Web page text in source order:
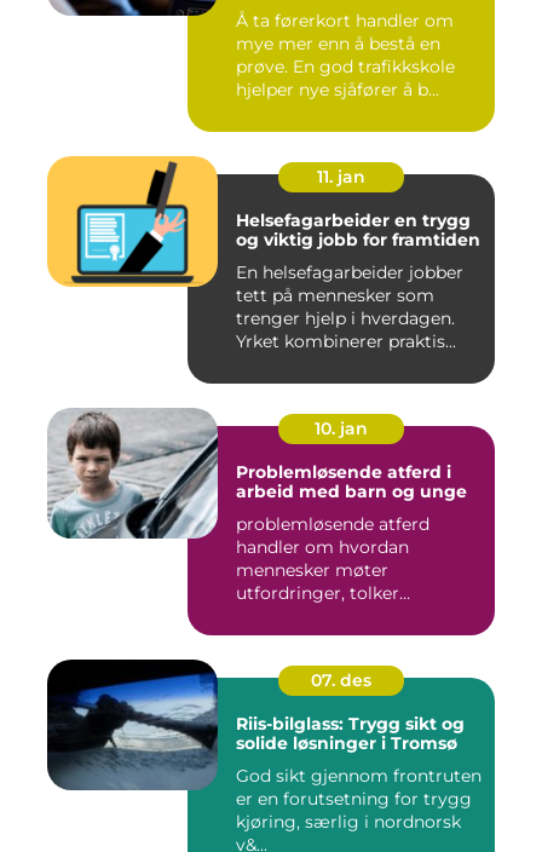
Å ta førerkort handler om
mye mer enn å bestå en
prøve. En god trafikkskole
hjelper nye sjåfører å b...
11. jan
Helsefagarbeider en trygg
og viktig jobb for framtiden
En helsefagarbeider jobber
tett på mennesker som
trenger hjelp i hverdagen.
Yrket kombinerer praktis...
10. jan
Problemløsende atferd i
arbeid med barn og unge
problemløsende atferd
handler om hvordan
mennesker møter
utfordringer, tolker
07. des
Riis-bilglass: Trygg sikt og
solide løsninger i Tromsø
God sikt gjennom frontruten
er en forutsetning for trygg
kjøring, særlig i nordnorsk
v&...